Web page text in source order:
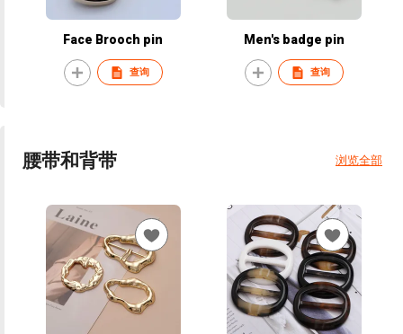
Face Brooch pin
查询
Men's badge pin
查询
腰带和背带 浏览全部